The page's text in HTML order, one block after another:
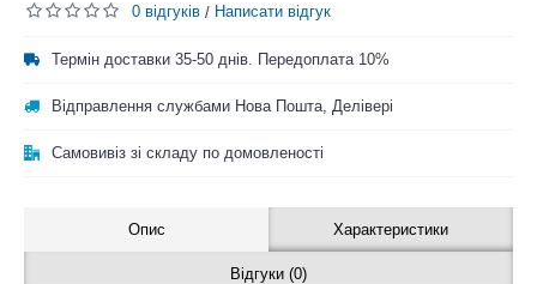
0 відгуків / Написати відгук
Термін доставки 35-50 днів. Передоплата 10%
Відправлення службами Нова Пошта, Делівері
Самовивіз зі складу по домовленості
Опис Характеристики
Відгуки (0)